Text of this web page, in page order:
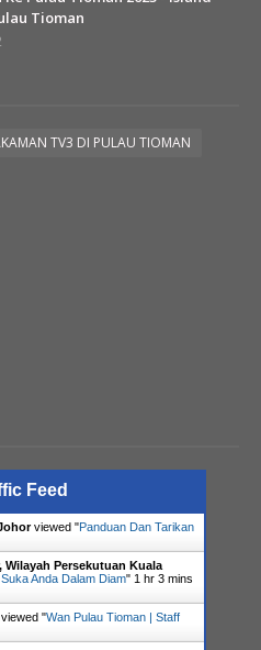
Tioman
TV3 DI PULAU TIOMAN
Feed
viewed "Panduan Dan Tarikan
Wilayah Persekutuan Kuala
Anda Dalam Diam" 1 hr 3 mins
viewed "Wan Pulau Tioman | Staff